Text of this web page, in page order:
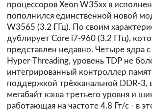
процессоров Xeon W35xx в
пополнился единственной новой
W3565 (3.2 ГГц). По своим
дублирует Core i7-960 (3.2 ГГц),
представлен недавно. Четыре ядра
Hyper-Threading, уровень TDP не
интегрированный контроллер
поддержкой трёхканальной DDR-3,
мегабайт кэша третьего уровня и
работающая на частоте 4.8 Гт/с - в